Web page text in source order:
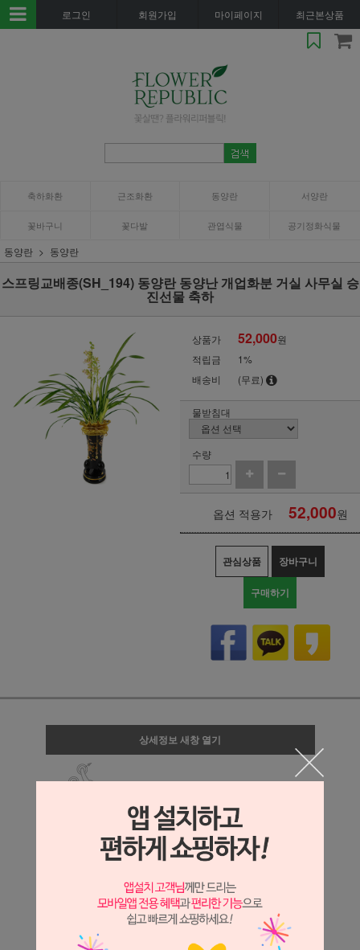
로그인 회원가입 마이페이지 최근본상품
축하화환 근조화환 동양란 서양란
꽃바구니 꽃다발 관엽식물 공기정화식물
동양란 동양란
스프링교배종(SH_194) 동양란 동양난 개업화분 거실 사무실 승
진선물 축하
상품가 52,000원
적립금
1%
배송비
(무료)
물받침대
수량
옵션 적용가 52,000원
관심상품 장바구니
구매하기
상세정보 새창 열기